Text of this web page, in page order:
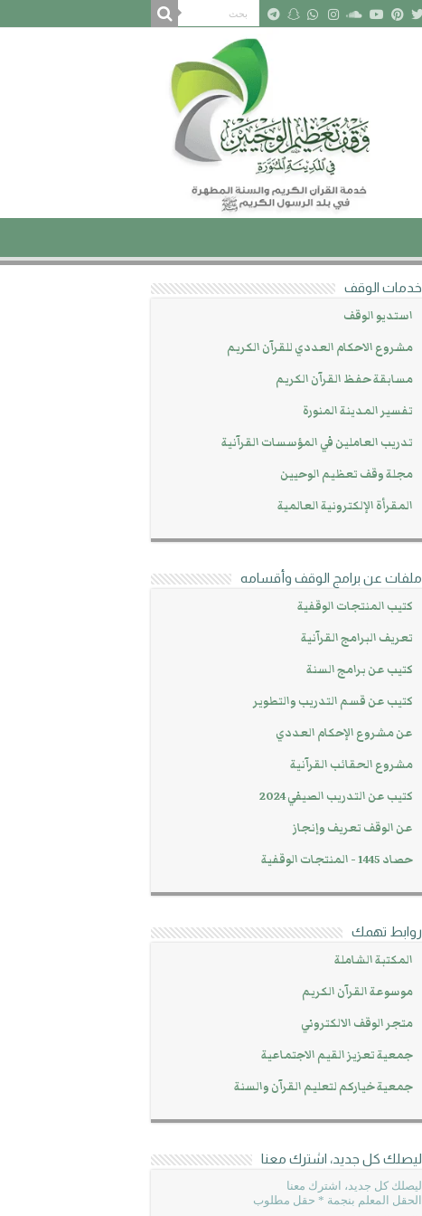
خدمات الوقف
استديو الوقف
مشروع الاحكام العددي للقرآن الكريم
مسابقة حفظ القرآن الكريم
تفسير المدينة المنورة
تدريب العاملين في المؤسسات القرآنية
مجلة وقف تعظيم الوحيين
المقرأة الإلكترونية العالمية
ملفات عن برامج الوقف وأقسامه
كتيب المنتجات الوقفية
تعريف البرامج القرآنية
كتيب عن برامج السنة
كتيب عن قسم التدريب والتطوير
عن مشروع الإحكام العددي
مشروع الحقائب القرآنية
كتيب عن التدريب الصيفي 2024
عن الوقف تعريف وإنجاز
حصاد 1445 - المنتجات الوقفية
روابط تهمك
المكتبة الشاملة
موسوعة القرآن الكريم
متجر الوقف الالكتروني
جمعية تعزيز القيم الاجتماعية
جمعية خياركم لتعليم القرآن والسنة
ليصلك كل جديد، اشترك معنا
ليصلك كل جديد، اشترك معنا
الحقل المعلم بنجمة * حقل مطلوب